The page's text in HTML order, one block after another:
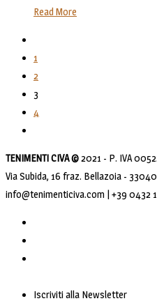
Read More
1
2
3
4
TENIMENTI CIVA ©2021 - P. IVA
Via Subida, 16 fraz. Bellazoia -
info@tenimenticiva.com | +39 0432
Iscriviti alla Newsletter